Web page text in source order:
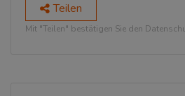
Teilen
Mit "Teilen" bestätigen Sie den